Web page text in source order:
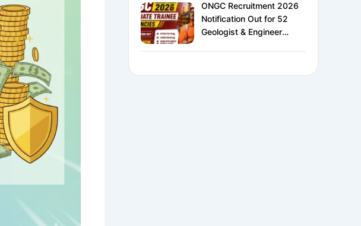
LBO Jobs
ONGC Recruitment 2026
Notification Out for 52
Geologist & Engineer